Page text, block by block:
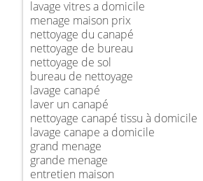
lavage vitres a domicile
menage maison prix
nettoyage du canapé
nettoyage de bureau
nettoyage de sol
bureau de nettoyage
lavage canapé
laver un canapé
nettoyage canapé tissu à domicile
lavage canape a domicile
grand menage
grande menage
entretien maison